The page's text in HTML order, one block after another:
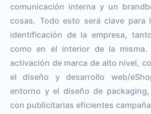
comunicación interna y un
cosas. Todo esto será clave para
identificación de la empresa,
como en el interior de la misma.
activación de marca de alto nivel,
el diseño y desarrollo web/
entorno y el diseño de packaging,
con publicitarias eficientes